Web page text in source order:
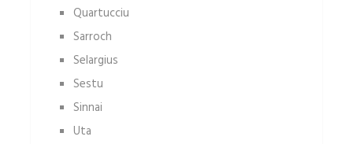
Quartucciu
Sarroch
Selargius
Sestu
Sinnai
Uta